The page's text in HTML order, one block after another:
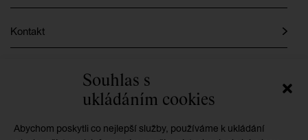
Souhlas s
ukládáním cookies
Abychom poskytli co nejlepší služby, používáme k ukládání
Kontakt